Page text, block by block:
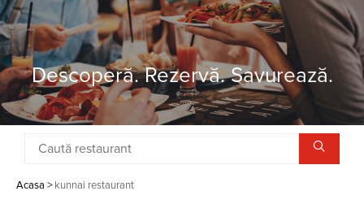
Descoperă. Rezervă. Savurează.
Acasa > kunnai restaurant